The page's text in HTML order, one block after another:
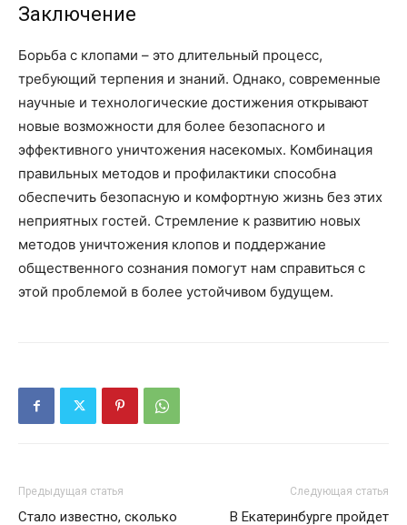
Заключение
Борьба с клопами – это длительный процесс,
требующий терпения и знаний. Однако, современные
научные и технологические достижения открывают
новые возможности для более безопасного и
эффективного уничтожения насекомых. Комбинация
правильных методов и профилактики способна
обеспечить безопасную и комфортную жизнь без этих
неприятных гостей. Стремление к развитию новых
методов уничтожения клопов и поддержание
общественного сознания помогут нам справиться с
этой проблемой в более устойчивом будущем.
Предыдущая статья
Стало известно, сколько
Следующая статья
В Екатеринбурге пройдет